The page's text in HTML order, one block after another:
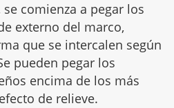
comienza a pegar los
externo del marco,
que se intercalen según
pueden pegar los
encima de los más
de relieve.